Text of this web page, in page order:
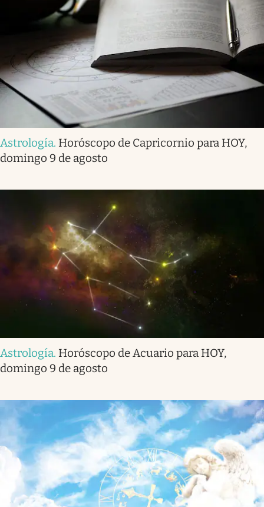
Astrología. Horóscopo de Capricornio para HOY,
domingo 9 de agosto
Astrología. Horóscopo de Acuario para HOY,
domingo 9 de agosto